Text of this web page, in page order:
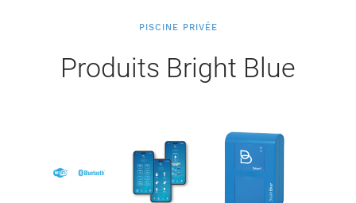
PISCINE PRIVÉE
Produits Bright Blue